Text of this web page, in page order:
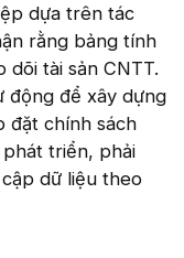
dựa trên tác
rằng bảng tính
dõi tài sản CNTT.
động để xây dựng
đặt chính sách
triển, phải
dữ liệu theo